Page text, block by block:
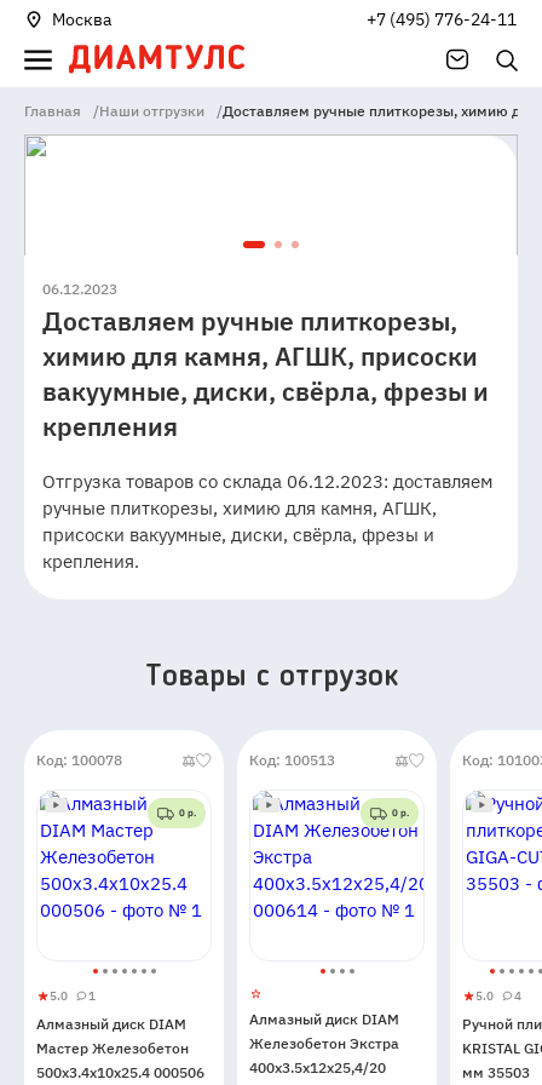
Москва +7 (495) 776-24-11
Главная /Наши отгрузки /Доставляем ручные плиткорезы, химию
06.12.2023
Доставляем ручные плиткорезы,
химию для камня, АГШК, присоски
вакуумные, диски, свёрла, фрезы и
крепления
Отгрузка товаров со склада 06.12.2023: доставляем
ручные плиткорезы, химию для камня, АГШК,
присоски вакуумные, диски, свёрла, фрезы и
крепления.
Товары c отгрузок
Код: 100078
0 р.
Алмазный
диск
DIAM
5.0
5
1 1
Алмазный диск DIAM
Мастер Железобетон
500x3.4x10x25.4 000506
Код: 100513
0 р.
Алмазный диск DIAM
Железобетон Экстра
400x3.5x12x25,4/20
Код:
Ручной
KRISTAL
5.0
5
4 4
Ручной
KRISTAL
мм 35503